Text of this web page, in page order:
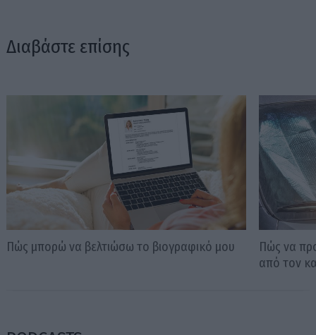
Διαβάστε επίσης
Πώς μπορώ να βελτιώσω το βιογραφικό μου
Πώς να
από τον